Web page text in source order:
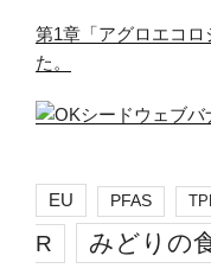
第1章「アグロエコ
た。
EU PFAS
R
みどりの